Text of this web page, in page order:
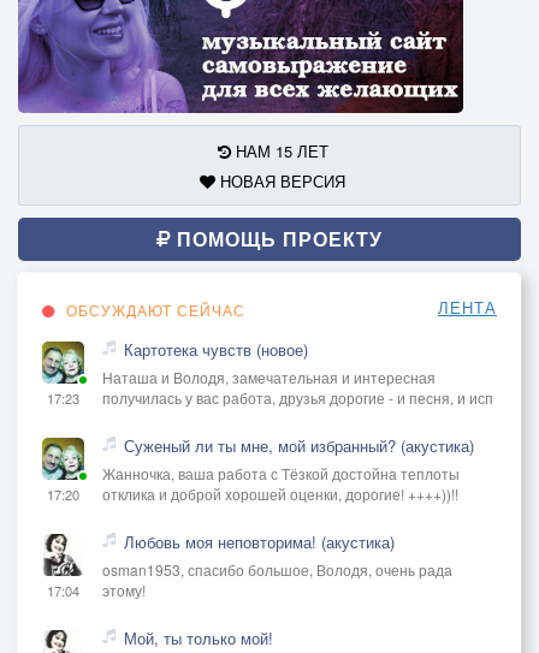
НАМ 15 ЛЕТ
НОВАЯ ВЕРСИЯ
ПОМОЩЬ ПРОЕКТУ
ОБСУЖДАЮТ СЕЙЧАС ЛЕНТА
17:23
Картотека чувств (новое)
Наташа и Володя, замечательная и интересная
получилась у вас работа, друзья дорогие - и песня, и исп
17:20
Суженый ли ты мне, мой избранный? (акустика)
Жанночка, ваша работа с Тёзкой достойна теплоты
отклика и доброй хорошей оценки, дорогие! ++++))!!
17:04
Любовь моя неповторима! (акустика)
osman1953, спасибо большое, Володя, очень рада
этому!
Мой, ты только мой!